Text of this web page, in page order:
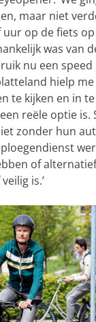
maar niet
op de fiets
was van
nu een
hielp
te kijken en in
reële optie is.
zonder hun
of
is.’